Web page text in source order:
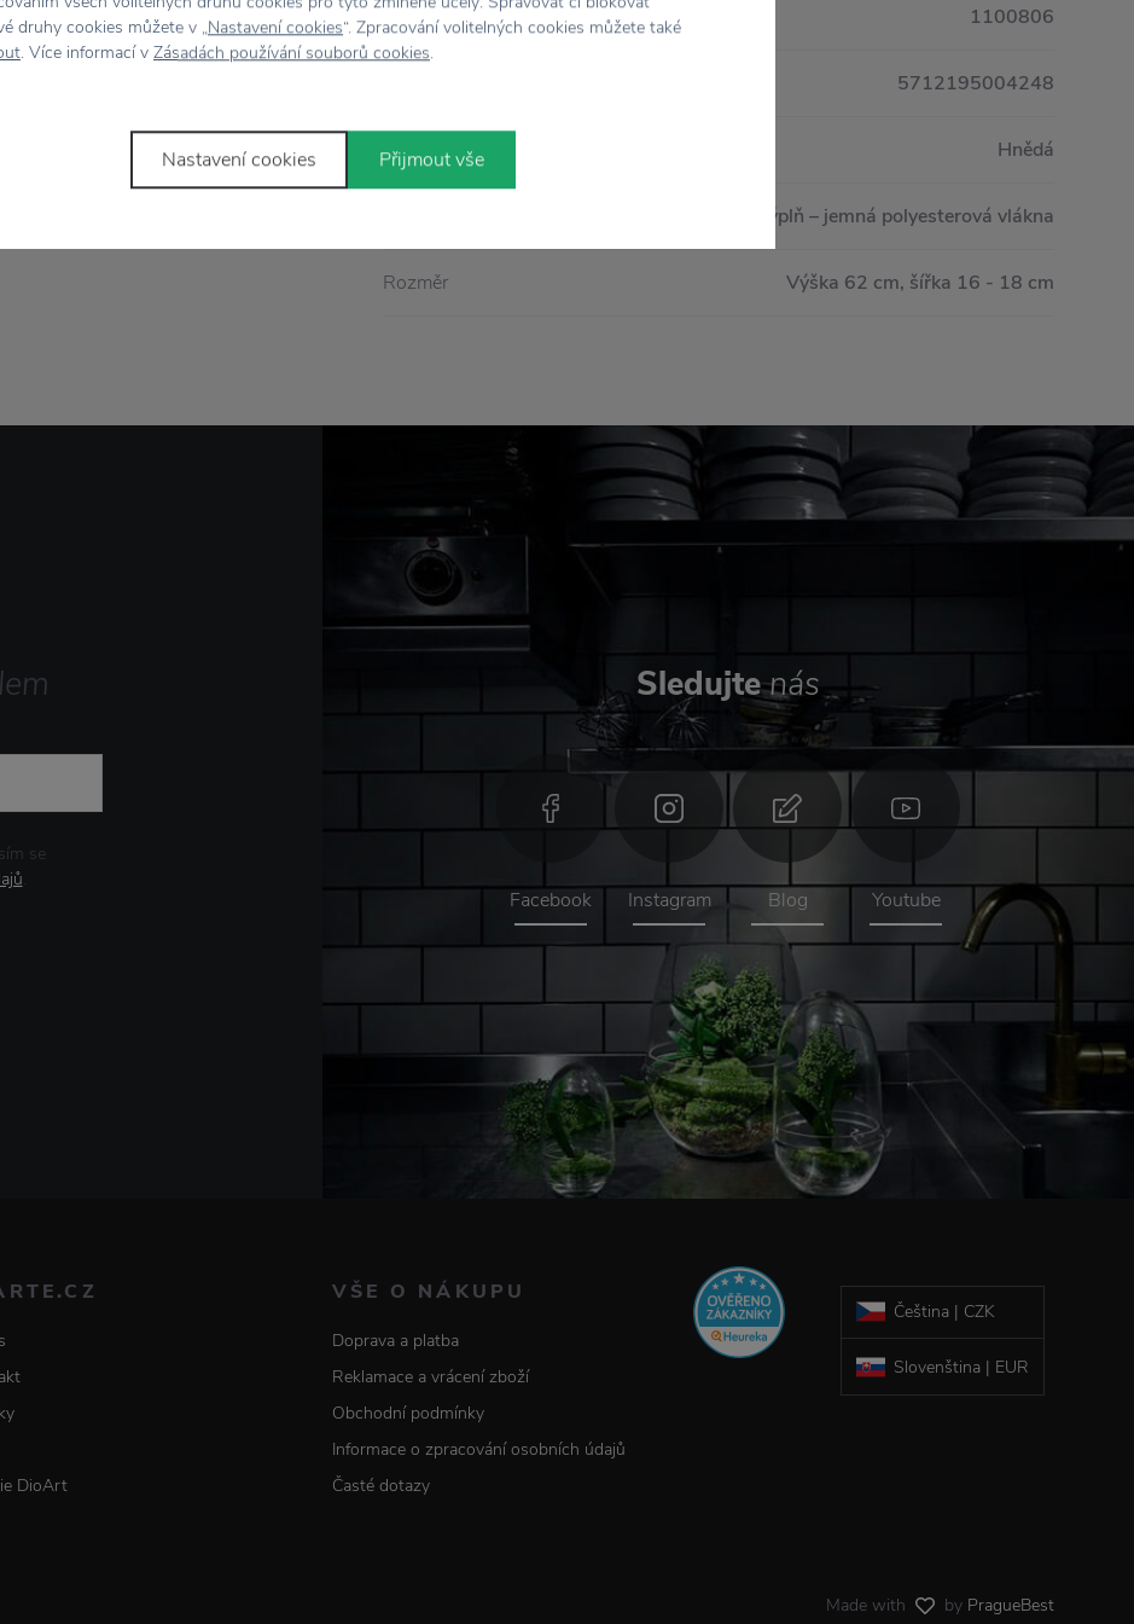
i vaše malé uličníky. Ručně
oči, nos i ústa jsou
nebo kočárku, i jako
Kód produktu 1100806
5712195004248
Barva Hnědá
100 % bavlna / Výplň – jemná polyesterová vlákna
Rozměr Výška 62 cm, šířka 16 - 18 cm
se
.
Sledujtenás
Facebook Instagram Blog Youtube
DioArt
VŠE O NÁKUPU
Doprava a platba
Reklamace a vrácení zboží
Obchodní podmínky
Informace o zpracování osobních údajů
Časté dotazy
Čeština | CZK
Slovenština | EUR
Made with by PragueBest
druhy cookies můžete v „Nastavení cookies“. Zpracování volitelných cookies můžete také
. Více informací v Zásadách používání souborů cookies.
Nastavení cookies Přijmout vše